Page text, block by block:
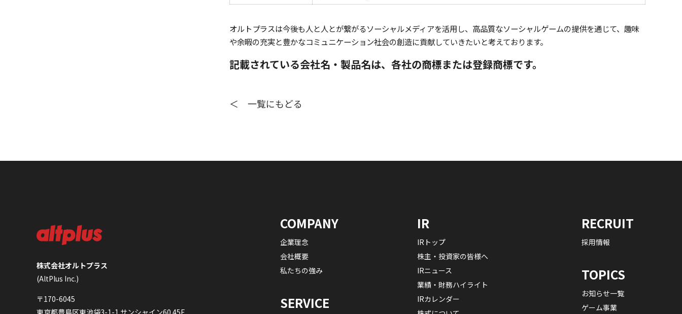
オルトプラスは今後も人と人とが繋がるソーシャルメディアを活用し、高品質なソーシャルゲームの提供を通じて、趣味
や余暇の充実と豊かなコミュニケーション社会の創造に貢献していきたいと考えております。
記載されている会社名・製品名は、各社の商標または登録商標です。
＜ 一覧にもどる
株式会社オルトプラス
(AltPlus Inc.)
〒170-6045
東京都豊島区東池袋3-1-1 サンシャイン60 45F
COMPANY
企業理念
会社概要
私たちの強み
SERVICE
IR
IRトップ
株主・投資家の皆様へ
IRニュース
業績・財務ハイライト
IRカレンダー
RECRUIT
採用情報
TOPICS
お知らせ一覧
ゲーム事業